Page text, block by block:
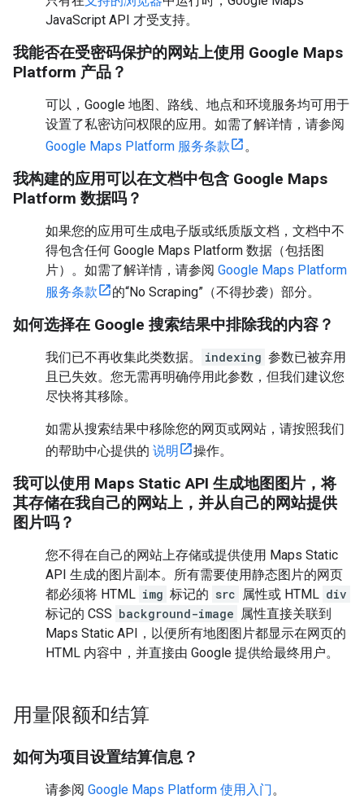
JavaScript API 才受支持。
我能否在受密码保护的网站上使用 Google Maps
Platform 产品？
可以，Google 地图、路线、地点和环境服务均可用于
设置了私密访问权限的应用。如需了解详情，请参阅
Google Maps Platform 服务条款
。
我构建的应用可以在文档中包含 Google Maps
Platform 数据吗？
如果您的应用可生成电子版或纸质版文档，文档中不
得包含任何 Google Maps Platform 数据（包括图
片）。如需了解详情，请参阅 Google Maps Platform
服务条款
的“No Scraping”（不得抄袭）部分。
如何选择在 Google 搜索结果中排除我的内容？
我们已不再收集此类数据。 indexing 参数已被弃用
且已失效。您无需再明确停用此参数，但我们建议您
尽快将其移除。
如需从搜索结果中移除您的网页或网站，请按照我们
的帮助中心提供的 说明 操作。
我可以使用 Maps Static API 生成地图图片，将
其存储在我自己的网站上，并从自己的网站提供
图片吗？
您不得在自己的网站上存储或提供使用 Maps Static
API 生成的图片副本。所有需要使用静态图片的网页
都必须将 HTML img 标记的 src 属性或 HTML div
标记的 CSS background-image 属性直接关联到
Maps Static API，以便所有地图图片都显示在网页的
HTML 内容中，并直接由 Google 提供给最终用户。
用量限额和结算
如何为项目设置结算信息？
请参阅 Google Maps Platform 使用入门。